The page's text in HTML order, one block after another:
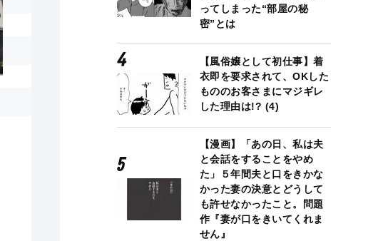
ってしまった“部屋の秘
密”とは
【風俗嬢として初仕事】着
衣即を要求されて、OKした
もののお客さまにマジギレ
した理由は!? (4)
【漫画】「あの日、私は夫
と会話をすることをやめ
た」５年間夫と口をきかな
かった妻の決意とどうして
も許せなかったこと。問題
作『妻が口をきいてくれま
せん』